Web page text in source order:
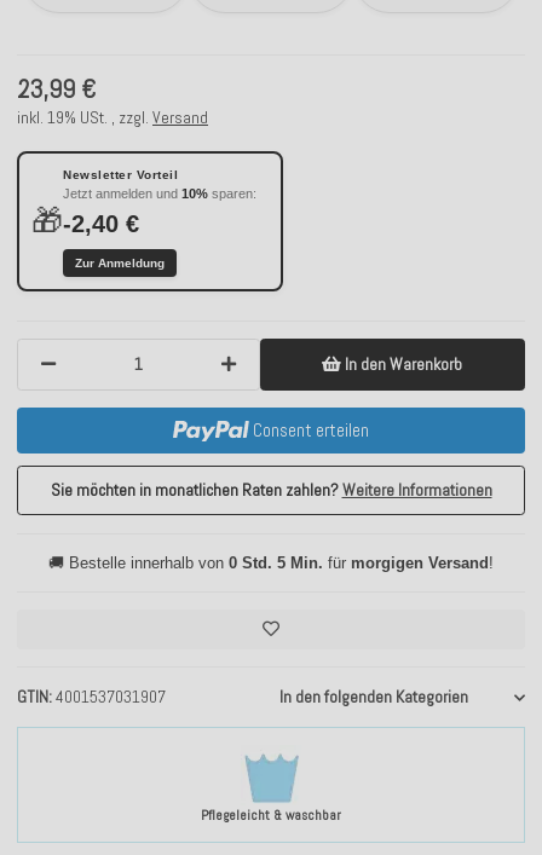
Pflegeleicht & waschbar
GTIN 4001537031907 In den folgenden Kategorien
23,99 €
inkl. 19% USt. , zzgl. Versand
🎁
Newsletter Vorteil
Jetzt anmelden und 10% sparen:
-2,40 €
Zur Anmeldung
In den Warenkorb
Consent erteilen
Sie möchten in monatlichen Raten zahlen?Weitere Informationen
🚚 Bestelle innerhalb von 0 Std. 5 Min. für morgigen Versand!